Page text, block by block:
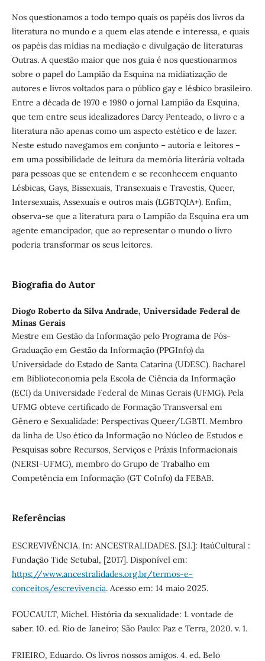
Nos questionamos a todo tempo quais os papéis dos livros da
literatura no mundo e a quem elas atende e interessa, e quais
os papéis das mídias na mediação e divulgação de literaturas
Outras. A questão maior que nos guia é nos questionarmos
sobre o papel do Lampião da Esquina na midiatização de
autores e livros voltados para o público gay e lésbico brasileiro.
Entre a década de 1970 e 1980 o jornal Lampião da Esquina,
que tem entre seus idealizadores Darcy Penteado, o livro e a
literatura não apenas como um aspecto estético e de lazer.
Neste estudo navegamos em conjunto – autoria e leitores –
em uma possibilidade de leitura da memória literária voltada
para pessoas que se entendem e se reconhecem enquanto
Lésbicas, Gays, Bissexuais, Transexuais e Travestis, Queer,
Intersexuais, Assexuais e outros mais (LGBTQIA+). Enfim,
observa-se que a literatura para o Lampião da Esquina era um
agente emancipador, que ao representar o mundo o livro
poderia transformar os seus leitores.
Biografia do Autor
Diogo Roberto da Silva Andrade, Universidade Federal de
Minas Gerais
Mestre em Gestão da Informação pelo Programa de Pós-
Graduação em Gestão da Informação (PPGInfo) da
Universidade do Estado de Santa Catarina (UDESC). Bacharel
em Biblioteconomia pela Escola de Ciência da Informação
(ECI) da Universidade Federal de Minas Gerais (UFMG). Pela
UFMG obteve certificado de Formação Transversal em
Gênero e Sexualidade: Perspectivas Queer/LGBTI. Membro
da linha de Uso ético da Informação no Núcleo de Estudos e
Pesquisas sobre Recursos, Serviços e Práxis Informacionais
(NERSI-UFMG), membro do Grupo de Trabalho em
Competência em Informação (GT CoInfo) da FEBAB.
Referências
ESCREVIVÊNCIA. In: ANCESTRALIDADES. [S.l.]: ItaúCultural :
Fundação Tide Setubal, [2017]. Disponível em:
https://www.ancestralidades.org.br/termos-e-
conceitos/escrevivencia. Acesso em: 14 maio 2025.
FOUCAULT, Michel. História da sexualidade: 1. vontade de
saber. 10. ed. Rio de Janeiro; São Paulo: Paz e Terra, 2020. v. 1.
FRIEIRO, Eduardo. Os livros nossos amigos. 4. ed. Belo